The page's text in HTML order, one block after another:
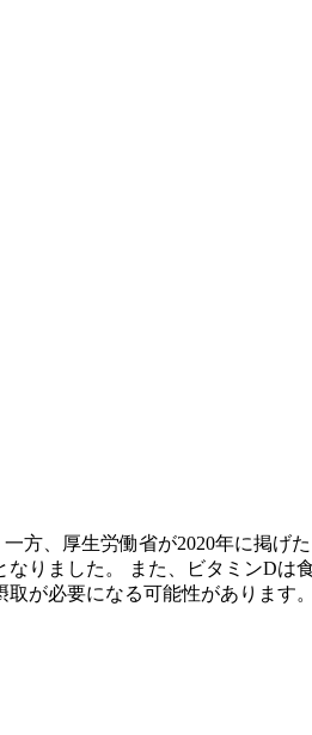
方、厚生労働省が2020年に掲げ
りました。 また、ビタミンDは
が必要になる可能性があります。